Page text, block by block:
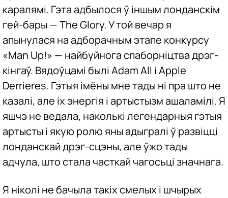
каралямі. Гэта адбылося ў іншым лонданскім
гей-бары — The Glory. У той вечар я
апынулася на адборачным этапе конкурсу
«Man Up!» — найбуйнога спаборніцтва дрэг-
кінгаў. Вядоўцамі былі Adam All і Apple
Derrieres. Гэтыя імёны мне тады ні пра што не
казалі, але іх энергія і артыстызм ашаламілі. Я
яшчэ не ведала, наколькі легендарныя гэтыя
артысты і якую ролю яны адыгралі ў развіцці
лонданскай дрэг-сцэны, але ўжо тады
адчула, што стала часткай чагосьці значнага.
Я ніколі не бачыла такіх смелых і шчырых